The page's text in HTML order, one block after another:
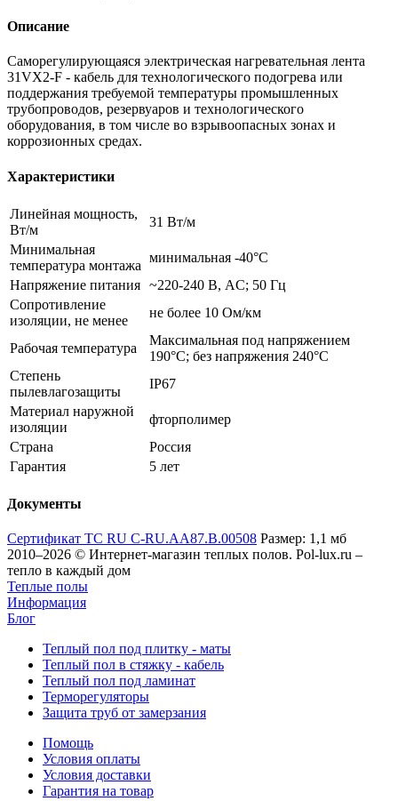
Описание
Саморегулирующаяся электрическая нагревательная лента
31VX2-F - кабель для технологического подогрева или
поддержания требуемой температуры промышленных
трубопроводов, резервуаров и технологического
оборудования, в том числе во взрывоопасных зонах и
коррозионных средах.
Характеристики
Линейная мощность,
Вт/м
31 Вт/м
Минимальная
температура монтажа
минимальная -40°С
Напряжение питания ~220-240 В, AC; 50 Гц
Сопротивление
изоляции, не менее
не более 10 Ом/км
Рабочая температура
Максимальная под напряжением
190°С; без напряжения 240°С
Степень
пылевлагозащиты
IP67
Материал наружной
изоляции
фторполимер
Страна
Россия
Гарантия
5 лет
Документы
Сертификат ТС RU C-RU.АА87.В.00508 Размер: 1,1 мб
2010–2026 © Интернет-магазин теплых полов. Pol-lux.ru –
тепло в каждый дом
Теплые полы
Информация
Блог
Теплый пол под плитку - маты
Теплый пол в стяжку - кабель
Теплый пол под ламинат
Терморегуляторы
Защита труб от замерзания
Помощь
Условия оплаты
Условия доставки
Гарантия на товар